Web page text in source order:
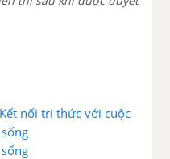
nối tri thức với cuộc